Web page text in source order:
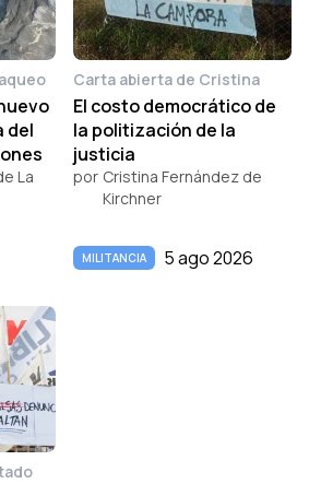
del
La
Carta abierta de Cristina
El costo democrático de
la politización de la
justicia
por Cristina Fernández de
Kirchner
MILITANCIA 5 ago 2026